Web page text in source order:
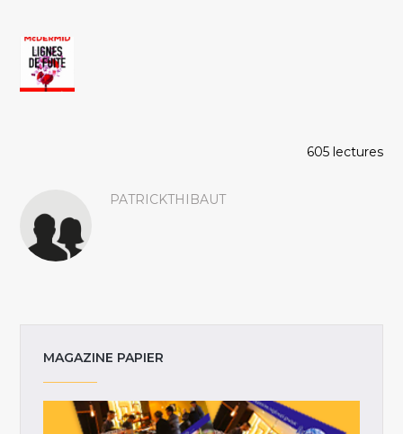
605 lectures
PATRICKTHIBAUT
MAGAZINE PAPIER